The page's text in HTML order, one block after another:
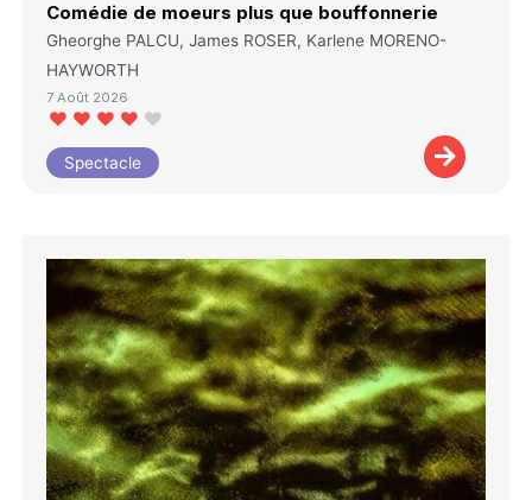
Comédie de moeurs plus que bouffonnerie
Gheorghe PALCU, James ROSER, Karlene MORENO-
HAYWORTH
7 Août 2026
Spectacle